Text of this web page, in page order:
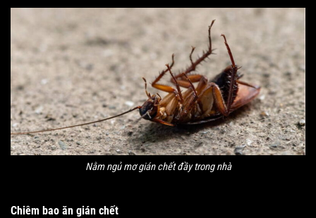
Nằm ngủ mơ gián chết đầy trong nhà
Chiêm bao ăn gián chết